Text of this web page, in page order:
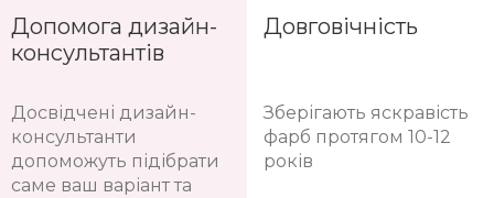
Допомога дизайн-
консультантів
Досвідчені дизайн-
консультанти
допоможуть підібрати
саме ваш варіант та
Довговічність
Зберігають яскравість
фарб протягом 10-12
років